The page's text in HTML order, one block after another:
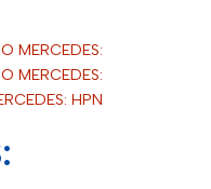
MERCEDES:
MERCEDES:
HPN